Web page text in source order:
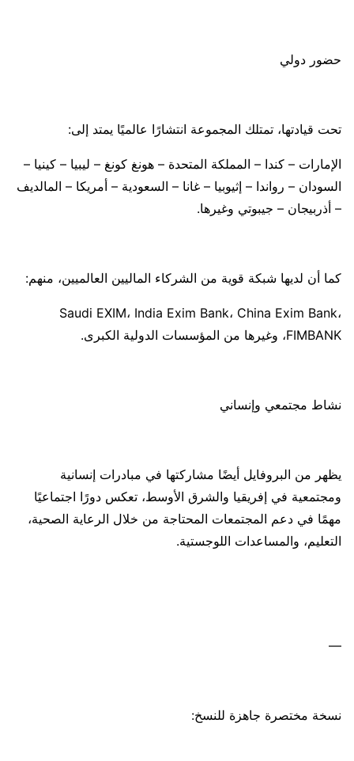
حضور دولي
تحت قيادتها، تمتلك المجموعة انتشارًا عالميًا يمتد إلى:
الإمارات – كندا – المملكة المتحدة – هونغ كونغ – ليبيا – كينيا –
السودان – رواندا – إثيوبيا – غانا – السعودية – أمريكا – المالديف
– أذربيجان – جيبوتي وغيرها.
كما أن لديها شبكة قوية من الشركاء الماليين العالميين، منهم:
Saudi EXIM، India Exim Bank، China Exim Bank،
FIMBANK، وغيرها من المؤسسات الدولية الكبرى.
نشاط مجتمعي وإنساني
يظهر من البروفايل أيضًا مشاركتها في مبادرات إنسانية
ومجتمعية في إفريقيا والشرق الأوسط، تعكس دورًا اجتماعيًا
مهمًا في دعم المجتمعات المحتاجة من خلال الرعاية الصحية،
التعليم، والمساعدات اللوجستية.
—
نسخة مختصرة جاهزة للنسخ: